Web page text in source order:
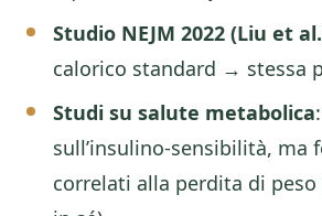
Studio NEJM 2022 (Liu et
calorico standard → stessa
Studi su salute metabolica
sull’insulino-sensibilità, ma
correlati alla perdita di